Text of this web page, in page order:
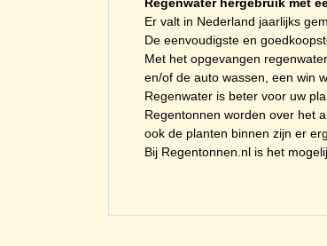
Er valt in Nederland jaarlijks
De eenvoudigste en
Met het opgevangen
en/of de auto wassen, een win
Regenwater is beter voor uw
Regentonnen worden over het
ook de planten binnen zijn er
Bij Regentonnen.nl is het